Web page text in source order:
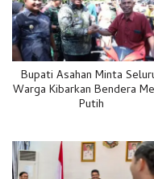
Bupati Asahan Minta
Warga Kibarkan Bendera
Putih